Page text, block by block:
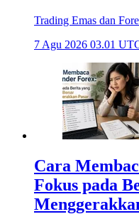
Trading Emas dan
7 Agu 2026 03.01
Cara
Fokus pada